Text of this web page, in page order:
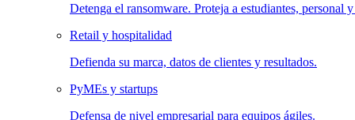
Detenga el ransomware. Proteja a estudiantes, personal y
Retail y hospitalidad
Defienda su marca, datos de clientes y resultados.
PyMEs y startups
Defensa de nivel empresarial para equipos ágiles.